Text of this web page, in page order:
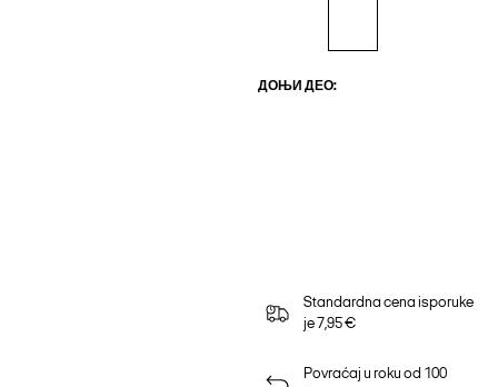
ДОЊИ ДЕО:
Standardna cena isporuke
je 7,95 €
Povraćaj u roku od 100